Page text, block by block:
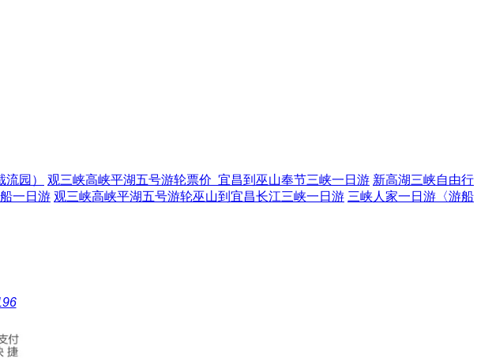
园） 观三峡高峡平湖五号游轮票价_宜昌到巫山奉节三峡一日游 新高湖三峡自由行
一日游 观三峡高峡平湖五号游轮巫山到宜昌长江三峡一日游 三峡人家一日游〈游船